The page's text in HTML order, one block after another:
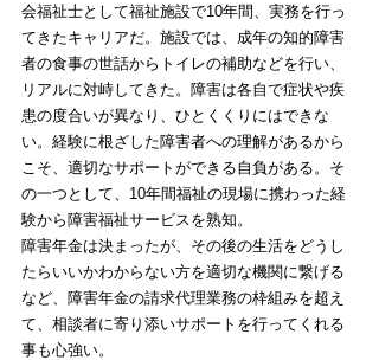
会福祉士として福祉施設で10年間、実務を行っ
てきたキャリアだ。施設では、成年の知的障害
者の食事の世話からトイレの補助などを行い、
リアルに対峙してきた。障害は各自で症状や疾
患の度合いが異なり、ひとくくりにはできな
い。経験に根ざした障害者への理解があるから
こそ、適切なサポートができる自負がある。そ
の一つとして、10年間福祉の現場に携わった経
験から障害福祉サービスを熟知。
障害年金は決まったが、その後の生活をどうし
たらいいかわからない方を適切な機関に繋げる
など、障害年金の請求代理業務の枠組みを超え
て、相談者に寄り添いサポートを行ってくれる
事も心強い。